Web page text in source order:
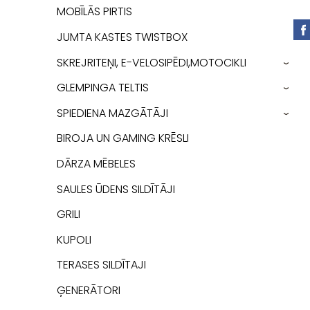
MOBĪLĀS PIRTIS
JUMTA KASTES TWISTBOX
SKREJRITEŅI, E-VELOSIPĒDI,MOTOCIKLI
›
GLEMPINGA TELTIS ›
SPIEDIENA MAZGĀTĀJI ›
BIROJA UN GAMING KRĒSLI
DĀRZA MĒBELES
SAULES ŪDENS SILDĪTĀJI
GRILI
KUPOLI
TERASES SILDĪTAJI
ĢENERĀTORI